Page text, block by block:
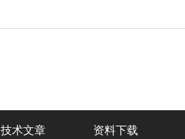
技术文章 资料下载